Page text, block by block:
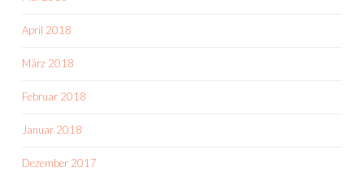
April 2018
März 2018
Februar 2018
Januar 2018
Dezember 2017